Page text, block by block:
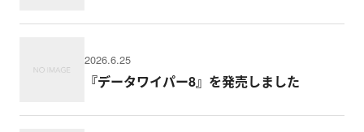
2026.6.25
『データワイパー8』を発売しました